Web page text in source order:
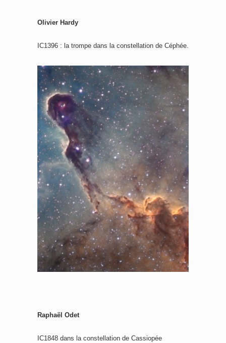
Olivier Hardy
IC1396 : la trompe dans la constellation de Céphée.
Raphaël Odet
IC1848 dans la constellation de Cassiopée